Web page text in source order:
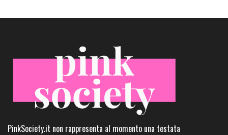
PinkSociety.it non rappresenta al momento una testata